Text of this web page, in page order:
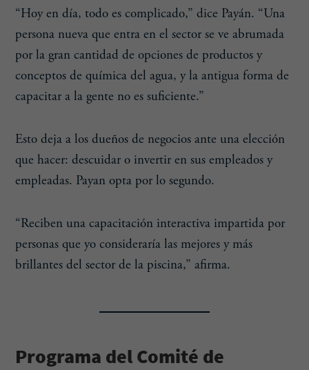
“Hoy en día, todo es complicado,” dice Payán. “Una
persona nueva que entra en el sector se ve abrumada
por la gran cantidad de opciones de productos y
conceptos de química del agua, y la antigua forma de
capacitar a la gente no es suficiente.”
Esto deja a los dueños de negocios ante una elección
que hacer: descuidar o invertir en sus empleados y
empleadas. Payan opta por lo segundo.
“Reciben una capacitación interactiva impartida por
personas que yo consideraría las mejores y más
brillantes del sector de la piscina,” afirma.
Programa del Comité de